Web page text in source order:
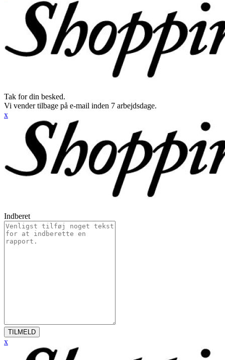
Tak for din besked.
Vi vender tilbage på e-mail inden 7 arbejdsdage.
x
Indberet
TILMELD
x